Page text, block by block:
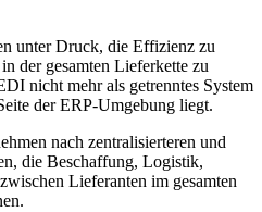
unter Druck, die Effizienz zu
der gesamten Lieferkette zu
nicht mehr als getrenntes System
der ERP-Umgebung liegt.
nach zentralisierteren und
die Beschaffung, Logistik,
Lieferanten im gesamten